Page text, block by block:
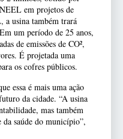
em projetos de
a usina também trará
um período de 25 anos,
de emissões de CO²,
É projetada uma
os cofres públicos.
essa é mais uma ação
da cidade. “A usina
mas também
saúde do município”,